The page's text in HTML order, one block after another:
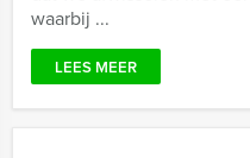
waarbij ...
LEES MEER